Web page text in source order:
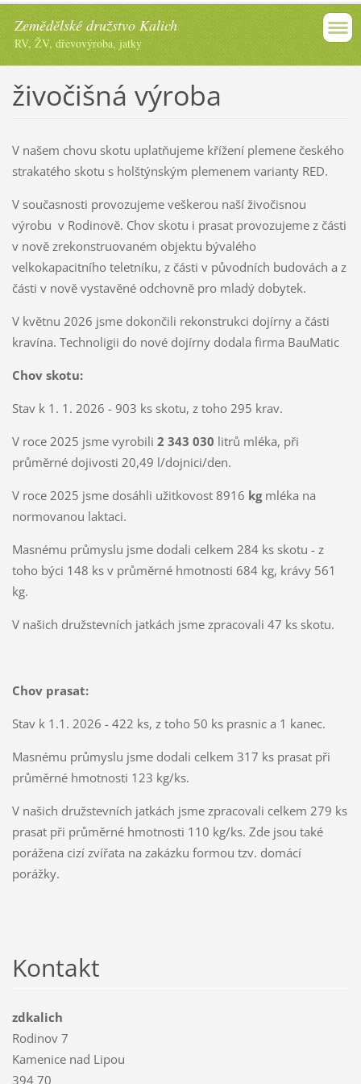
Zemědělské družstvo Kalich
RV, ŽV, dřevovýroba, jatky
živočišná výroba
V našem chovu skotu uplatňujeme křížení plemene českého
strakatého skotu s holštýnským plemenem varianty RED.
V současnosti provozujeme veškerou naší živočisnou
výrobu v Rodinově. Chov skotu i prasat provozujeme z části
v nově zrekonstruovaném objektu bývalého
velkokapacitního teletníku, z části v původních budovách a z
části v nově vystavěné odchovně pro mladý dobytek.
V květnu 2026 jsme dokončili rekonstrukci dojírny a části
kravína. Technoligii do nové dojírny dodala firma BauMatic
Chov skotu:
Stav k 1. 1. 2026 - 903 ks skotu, z toho 295 krav.
V roce 2025 jsme vyrobili 2 343 030 litrů mléka, při
průměrné dojivosti 20,49 l/dojnici/den.
V roce 2025 jsme dosáhli užitkovost 8916 kg mléka na
normovanou laktaci.
Masnému průmyslu jsme dodali celkem 284 ks skotu - z
toho býci 148 ks v průměrné hmotnosti 684 kg, krávy 561
kg.
V našich družstevních jatkách jsme zpracovali 47 ks skotu.
Chov prasat:
Stav k 1.1. 2026 - 422 ks, z toho 50 ks prasnic a 1 kanec.
Masnému průmyslu jsme dodali celkem 317 ks prasat při
průměrné hmotnosti 123 kg/ks.
V našich družstevních jatkách jsme zpracovali celkem 279 ks
prasat při průměrné hmotnosti 110 kg/ks. Zde jsou také
porážena cizí zvířata na zakázku formou tzv. domácí
porážky.
Kontakt
zdkalich
Rodinov 7
Kamenice nad Lipou
394 70